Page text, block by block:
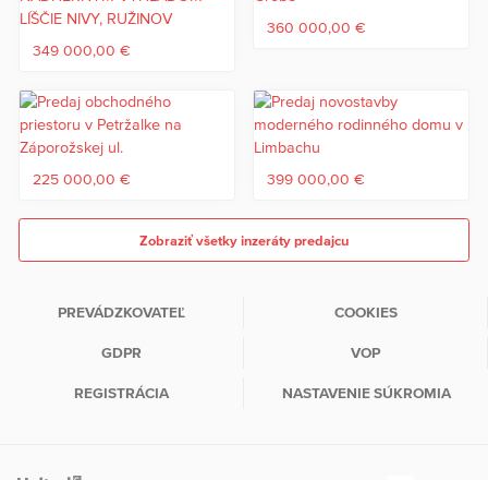
349 000,00 €
360 000,00 €
225 000,00 € 399 000,00 €
Zobraziť všetky inzeráty predajcu
PREVÁDZKOVATEĽ COOKIES
GDPR VOP
REGISTRÁCIA NASTAVENIE SÚKROMIA